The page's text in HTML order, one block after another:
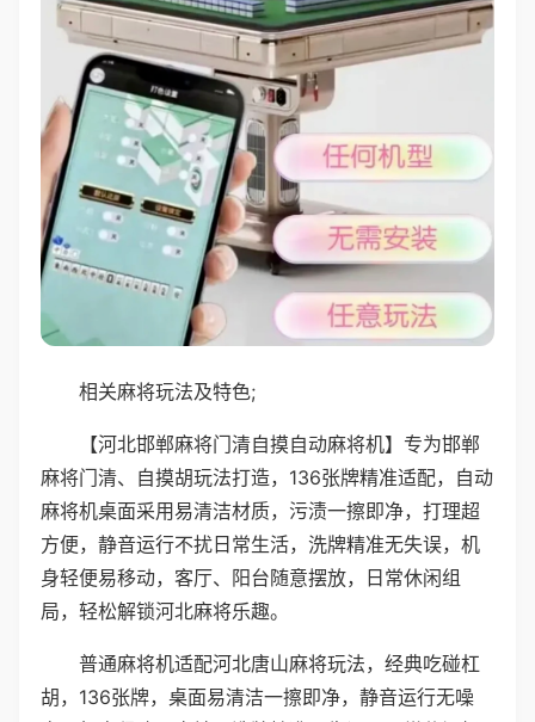
相关麻将玩法及特色;
【河北邯郸麻将门清自摸自动麻将机】专为邯郸
麻将门清、自摸胡玩法打造，136张牌精准适配，自动
麻将机桌面采用易清洁材质，污渍一擦即净，打理超
方便，静音运行不扰日常生活，洗牌精准无失误，机
身轻便易移动，客厅、阳台随意摆放，日常休闲组
局，轻松解锁河北麻将乐趣。
普通麻将机适配河北唐山麻将玩法，经典吃碰杠
胡，136张牌，桌面易清洁一擦即净，静音运行无噪